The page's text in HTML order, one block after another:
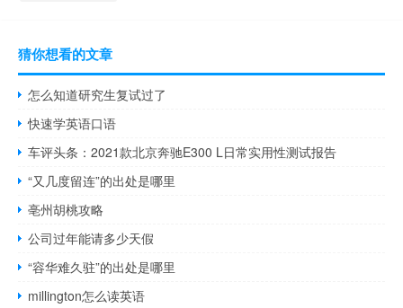
猜你想看的文章
怎么知道研究生复试过了
快速学英语口语
车评头条：2021款北京奔驰E300 L日常实用性测试报告
“又几度留连”的出处是哪里
亳州胡桃攻略
公司过年能请多少天假
“容华难久驻”的出处是哪里
millington怎么读英语